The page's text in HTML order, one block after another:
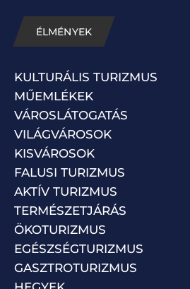
ÉLMÉNYEK
KULTURÁLIS TURIZMUS
MŰEMLÉKEK
VÁROSLÁTOGATÁS
VILÁGVÁROSOK
KISVÁROSOK
FALUSI TURIZMUS
AKTÍV TURIZMUS
TERMÉSZETJÁRÁS
ÖKOTURIZMUS
EGÉSZSÉGTURIZMUS
GASZTROTURIZMUS